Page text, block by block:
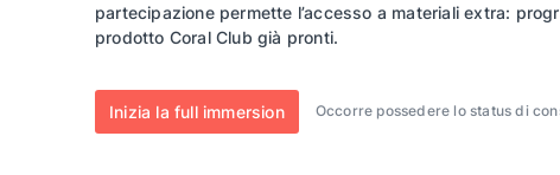
partecipazione permette l’accesso a materiali extra:
prodotto Coral Club già pronti.
Inizia la full immersion Occorre possedere lo status di